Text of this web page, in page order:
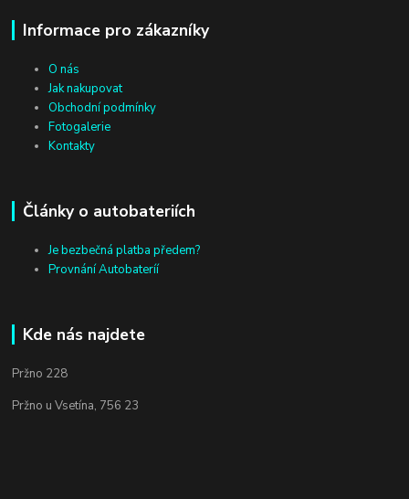
Informace pro zákazníky
O nás
Jak nakupovat
Obchodní podmínky
Fotogalerie
Kontakty
Články o autobateriích
Je bezbečná platba předem?
Provnání Autobateríí
Kde nás najdete
Pržno 228
Pržno u Vsetína, 756 23